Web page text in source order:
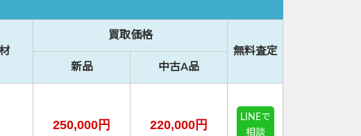
買取価格
無料査定
新品
中古A品
250,000円 220,000円
LINEで
相談